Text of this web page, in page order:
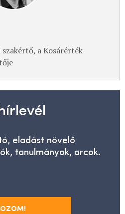
a Kosárérték
eladást növelő
tanulmányok, arcok.